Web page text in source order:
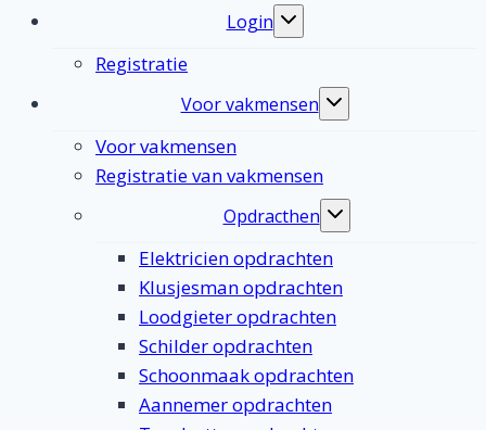
Login
Toggle
Registratie
Voor vakmensen
Toggle
Voor vakmensen
Registratie van vakmensen
Opdracthen
Toggle
Elektricien opdrachten
Klusjesman opdrachten
Loodgieter opdrachten
Schilder opdrachten
Schoonmaak opdrachten
Aannemer opdrachten